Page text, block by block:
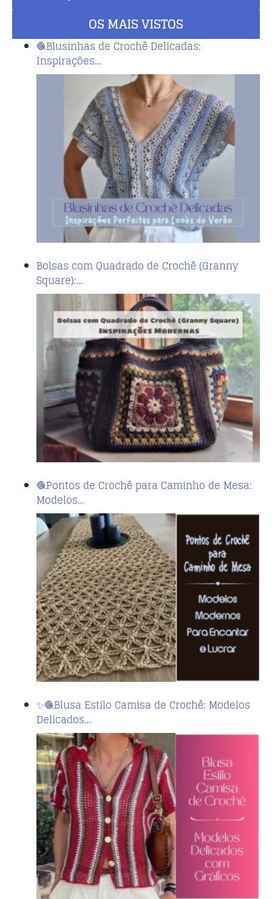
OS MAIS VISTOS
🧶Blusinhas de Crochê Delicadas:
Inspirações…
Bolsas com Quadrado de Crochê (Granny
Square):…
🧶Pontos de Crochê para Caminho de Mesa:
Modelos…
✨🧶Blusa Estilo Camisa de Crochê: Modelos
Delicados…